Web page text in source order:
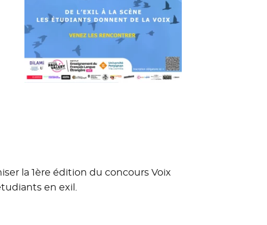
la 1ère édition du concours Voix
en exil.